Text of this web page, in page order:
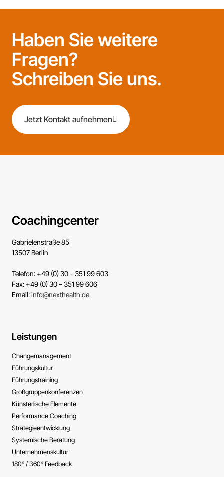
Haben Sie weitere
Fragen?
Schreiben Sie uns.
Jetzt Kontakt aufnehmen
Coachingcenter
Gabrielenstraße 85
13507 Berlin
Telefon: +49 (0) 30 – 351 99 603
Fax: +49 (0) 30 – 351 99 606
Email:info@nexthealth.de
Leistungen
Change­management
Führungs­kultur
Führungs­training
Großgruppen­konferenzen
Künsterlische ­Elemente
Performance ­Coaching
Strategie­entwicklung
Systemische ­Beratung
Unternehmens­kultur
180° / 360° Feedback